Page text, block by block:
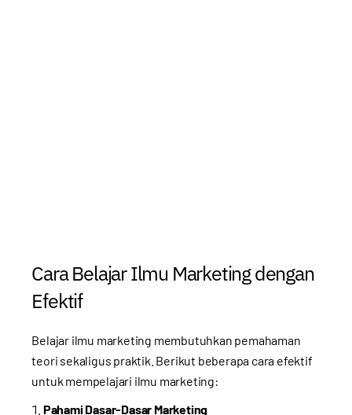
Cara Belajar Ilmu Marketing dengan
Efektif
Belajar ilmu marketing membutuhkan pemahaman
teori sekaligus praktik. Berikut beberapa cara efektif
untuk mempelajari ilmu marketing:
Pahami Dasar-Dasar Marketing